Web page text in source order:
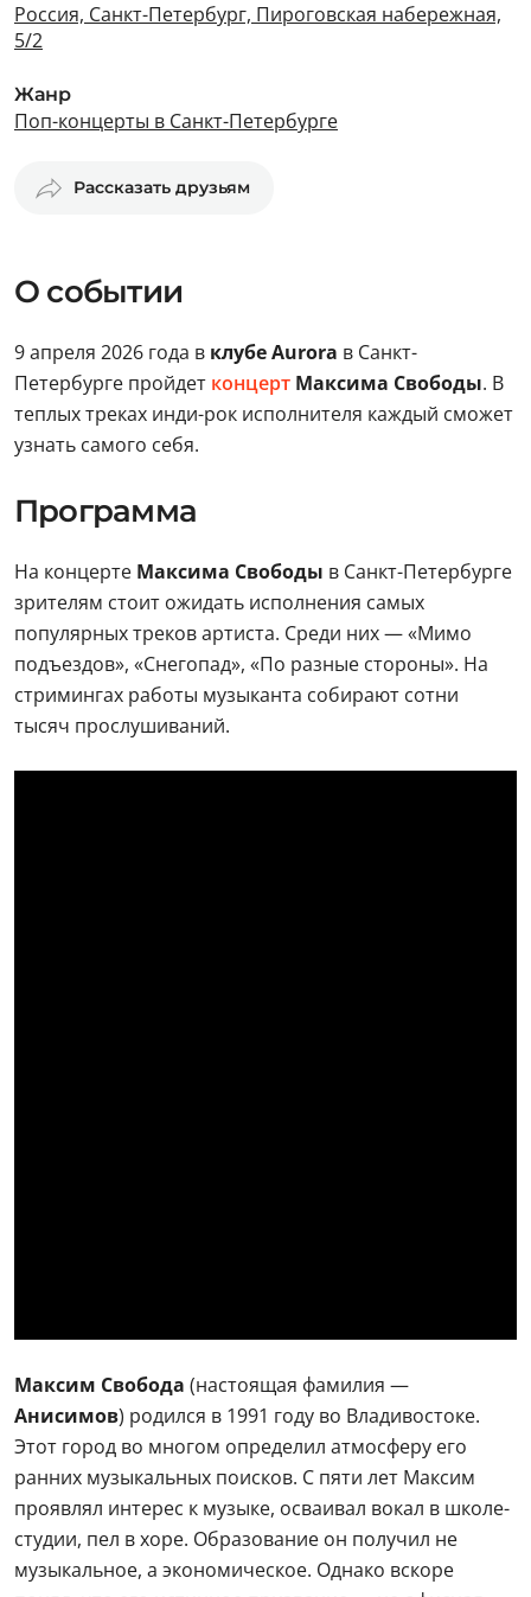
Россия, Санкт-Петербург, Пироговская набережная,
5/2
Жанр
Поп-концерты в Санкт-Петербурге
Рассказать друзьям
О событии
9 апреля 2026 года в клубе Aurora в Санкт-
Петербурге пройдет концерт Максима Свободы. В
теплых треках инди-рок исполнителя каждый сможет
узнать самого себя.
Программа
На концерте Максима Свободы в Санкт-Петербурге
зрителям стоит ожидать исполнения самых
популярных треков артиста. Среди них — «Мимо
подъездов», «Снегопад», «По разные стороны». На
стримингах работы музыканта собирают сотни
тысяч прослушиваний.
Максим Свобода (настоящая фамилия —
Анисимов) родился в 1991 году во Владивостоке.
Этот город во многом определил атмосферу его
ранних музыкальных поисков. С пяти лет Максим
проявлял интерес к музыке, осваивал вокал в школе-
студии, пел в хоре. Образование он получил не
музыкальное, а экономическое. Однако вскоре